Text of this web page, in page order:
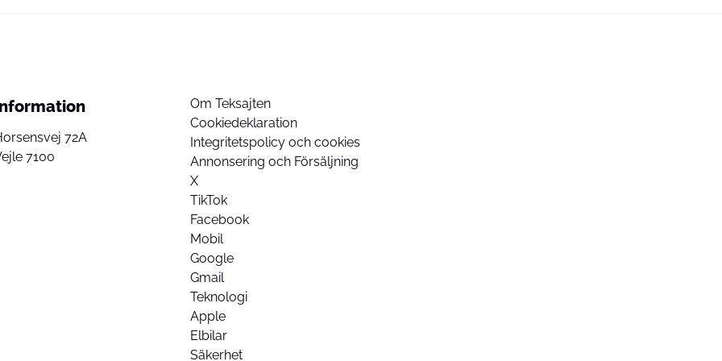
72A
7100
Om Teksajten
Cookiedeklaration
Integritetspolicy och cookies
Annonsering och Försäljning
X
TikTok
Facebook
Mobil
Google
Gmail
Teknologi
Apple
Elbilar
Säkerhet